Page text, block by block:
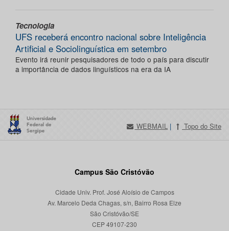
Tecnologia
UFS receberá encontro nacional sobre Inteligência
Artificial e Sociolinguística em setembro
Evento irá reunir pesquisadores de todo o país para discutir
a importância de dados linguísticos na era da IA
WEBMAIL | Topo do Site
Campus São Cristóvão
Cidade Univ. Prof. José Aloísio de Campos
Av. Marcelo Deda Chagas, s/n, Bairro Rosa Elze
São Cristóvão/SE
CEP 49107-230